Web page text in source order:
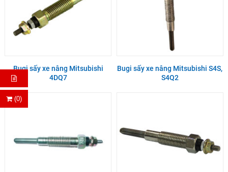
(0)
Bugi sấy xe nâng Mitsubishi
4DQ7
Bugi sấy xe nâng Mitsubishi S4S,
S4Q2